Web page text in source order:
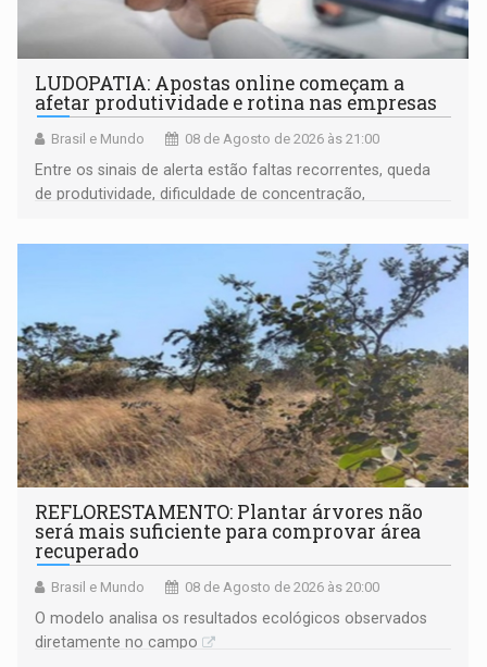
LUDOPATIA: Apostas online começam a
afetar produtividade e rotina nas empresas
Brasil e Mundo 08 de Agosto de 2026 às 21:00
Entre os sinais de alerta estão faltas recorrentes, queda
de produtividade, dificuldade de concentração,
REFLORESTAMENTO: Plantar árvores não
será mais suficiente para comprovar área
recuperado
Brasil e Mundo 08 de Agosto de 2026 às 20:00
O modelo analisa os resultados ecológicos observados
diretamente no campo